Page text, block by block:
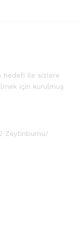
hedefi ile sizlere
için kurulmuş
Zeytinburnu/